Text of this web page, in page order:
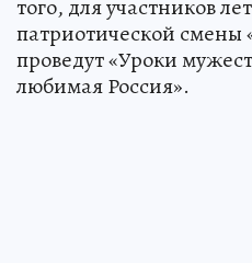
того, для участников
патриотической смены
проведут «Уроки
любимая Россия».